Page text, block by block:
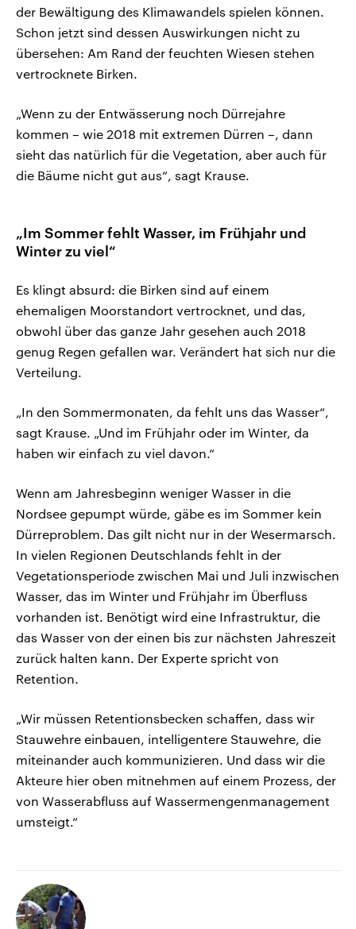
der Bewältigung des Klimawandels spielen können.
Schon jetzt sind dessen Auswirkungen nicht zu
übersehen: Am Rand der feuchten Wiesen stehen
vertrocknete Birken.
„Wenn zu der Entwässerung noch Dürrejahre
kommen – wie 2018 mit extremen Dürren –, dann
sieht das natürlich für die Vegetation, aber auch für
die Bäume nicht gut aus“, sagt Krause.
„Im Sommer fehlt Wasser, im Frühjahr und
Winter zu viel“
Es klingt absurd: die Birken sind auf einem
ehemaligen Moorstandort vertrocknet, und das,
obwohl über das ganze Jahr gesehen auch 2018
genug Regen gefallen war. Verändert hat sich nur die
Verteilung.
„In den Sommermonaten, da fehlt uns das Wasser“,
sagt Krause. „Und im Frühjahr oder im Winter, da
haben wir einfach zu viel davon.“
Wenn am Jahresbeginn weniger Wasser in die
Nordsee gepumpt würde, gäbe es im Sommer kein
Dürreproblem. Das gilt nicht nur in der Wesermarsch.
In vielen Regionen Deutschlands fehlt in der
Vegetationsperiode zwischen Mai und Juli inzwischen
Wasser, das im Winter und Frühjahr im Überfluss
vorhanden ist. Benötigt wird eine Infrastruktur, die
das Wasser von der einen bis zur nächsten Jahreszeit
zurück halten kann. Der Experte spricht von
Retention.
„Wir müssen Retentionsbecken schaffen, dass wir
Stauwehre einbauen, intelligentere Stauwehre, die
miteinander auch kommunizieren. Und dass wir die
Akteure hier oben mitnehmen auf einem Prozess, der
von Wasserabfluss auf Wassermengenmanagement
umsteigt.“